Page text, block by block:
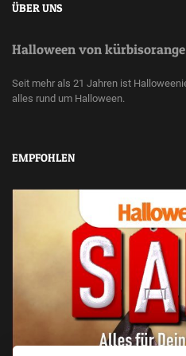
ÜBER UNS
Halloween von
Seit mehr als 21 Jahren ist
alles rund um Halloween.
EMPFOHLEN